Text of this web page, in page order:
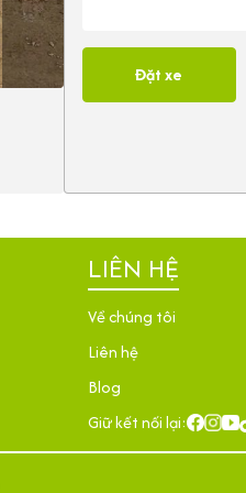
Đặt xe
LIÊN HỆ
Về chúng tôi
Liên hệ
Blog
Giữ kết nối lại: